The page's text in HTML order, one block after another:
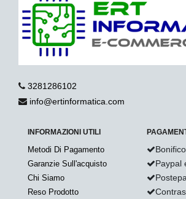
3281286102
info@ertinformatica.com
INFORMAZIONI UTILI
Metodi Di Pagamento
Garanzie Sull'acquisto
Chi Siamo
Reso Prodotto
Bonifico
Paypal